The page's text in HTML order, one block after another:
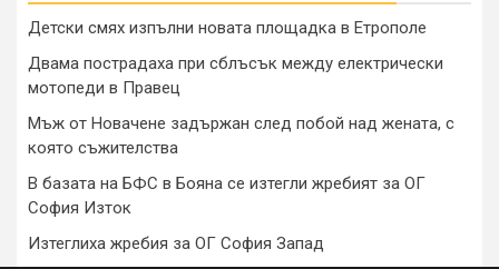
Детски смях изпълни новата площадка в Етрополе
Двама пострадаха при сблъсък между електрически
мотопеди в Правец
Мъж от Новачене задържан след побой над жената, с
която съжителства
В базата на БФС в Бояна се изтегли жребият за ОГ
София Изток
Изтеглиха жребия за ОГ София Запад